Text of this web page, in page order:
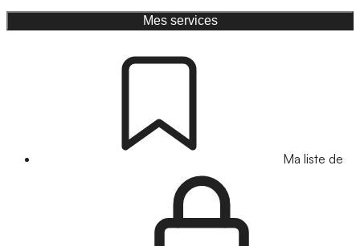
Mes services
Ma liste de